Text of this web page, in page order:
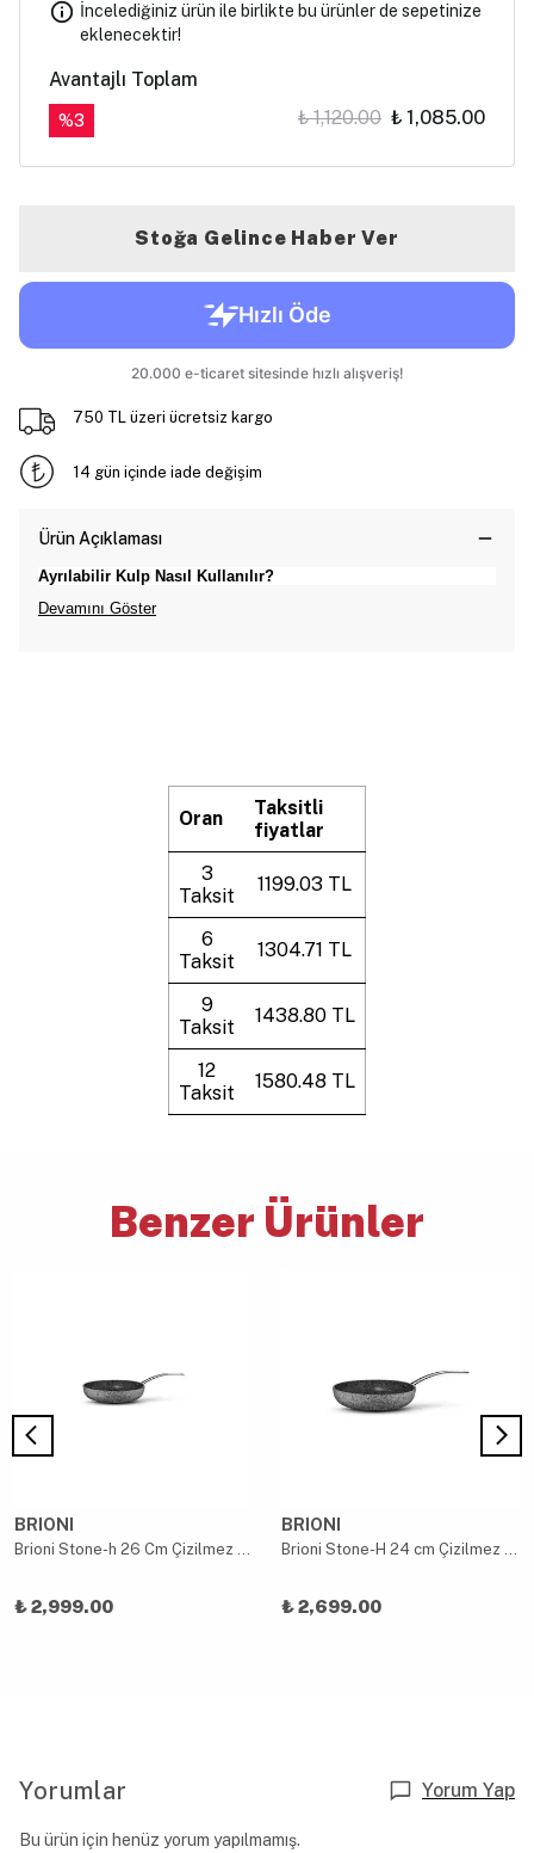
İncelediğiniz ürün ile birlikte bu ürünler de sepetinize
eklenecektir!
Avantajlı Toplam
%3 ₺ 1,120.00 ₺ 1,085.00
Stoğa Gelince Haber Ver
750 TL üzeri ücretsiz kargo
14 gün içinde iade değişim
Ürün Açıklaması
Ayrılabilir Kulp Nasıl Kullanılır?
Devamını Göster
Oran
Taksitli
fiyatlar
3
Taksit
1199.03 TL
6
Taksit
1304.71 TL
9
Taksit
1438.80 TL
12
Taksit
1580.48 TL
Benzer Ürünler
BRIONI
Brioni Stone-h 26 Cm Çizilmez Yanmaz Yapışmaz Indüksiyon Tava
₺ 2,999.00
BRIONI
Brioni Stone-H 24 cm Çizilmez Yanmaz Yapışmaz İndüksiyon Tava
₺ 2,699.00
Yorumlar Yorum Yap
Bu ürün için henüz yorum yapılmamış.